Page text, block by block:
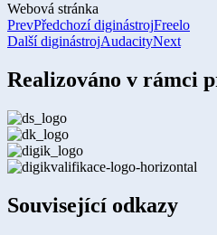
Webová stránka
PrevPředchozí diginástrojFreelo
Další diginástrojAudacityNext
Realizováno v rámci
Související odkazy